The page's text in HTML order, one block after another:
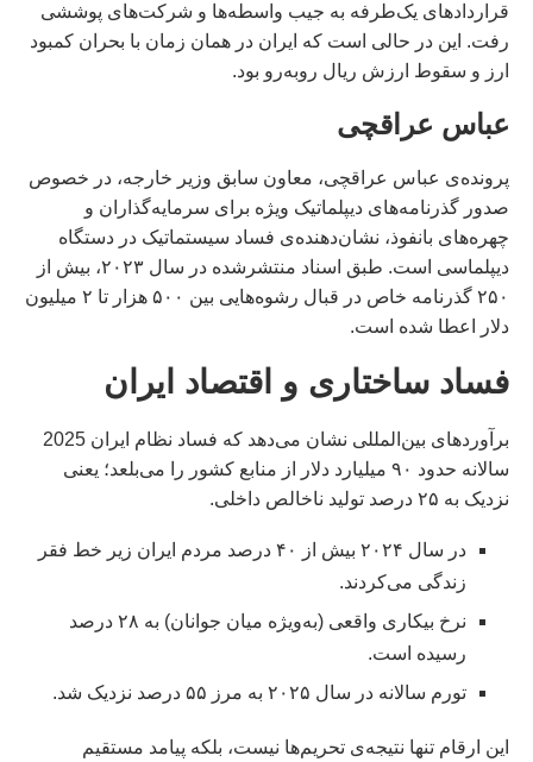
قراردادهای یک‌طرفه به جیب واسطه‌ها و شرکت‌های پوششی
رفت. این در حالی است که ایران در همان زمان با بحران کمبود
ارز و سقوط ارزش ریال روبه‌رو بود.
عباس عراقچی
پرونده‌ی عباس عراقچی، معاون سابق وزیر خارجه، در خصوص
صدور گذرنامه‌های دیپلماتیک ویژه برای سرمایه‌گذاران و
چهره‌های بانفوذ، نشان‌دهنده‌ی فساد سیستماتیک در دستگاه
دیپلماسی است. طبق اسناد منتشرشده در سال ۲۰۲۳، بیش از
۲۵۰ گذرنامه خاص در قبال رشوه‌هایی بین ۵۰۰ هزار تا ۲ میلیون
دلار اعطا شده است.
فساد ساختاری و اقتصاد ایران
برآوردهای بین‌المللی نشان می‌دهد که فساد نظام ایران 2025
سالانه حدود ۹۰ میلیارد دلار از منابع کشور را می‌بلعد؛ یعنی
نزدیک به ۲۵ درصد تولید ناخالص داخلی.
در سال ۲۰۲۴ بیش از ۴۰ درصد مردم ایران زیر خط فقر
زندگی می‌کردند.
نرخ بیکاری واقعی (به‌ویژه میان جوانان) به ۲۸ درصد
رسیده است.
تورم سالانه در سال ۲۰۲۵ به مرز ۵۵ درصد نزدیک شد.
این ارقام تنها نتیجه‌ی تحریم‌ها نیست، بلکه پیامد مستقیم